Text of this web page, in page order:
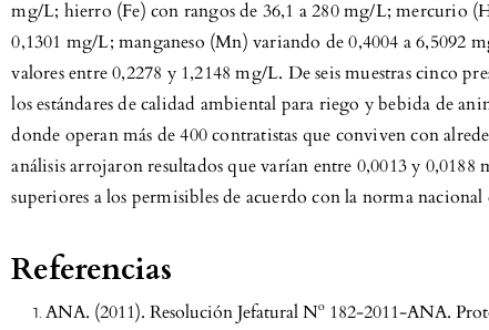
mg/L; hierro (Fe) con rangos de 36,1 a 280 mg/L; mercurio
0,1301 mg/L; manganeso (Mn) variando de 0,4004 a 6,5092
valores entre 0,2278 y 1,2148 mg/L. De seis muestras cinco
los estándares de calidad ambiental para riego y bebida de
donde operan más de 400 contratistas que conviven con
análisis arrojaron resultados que varían entre 0,0013 y
superiores a los permisibles de acuerdo con la norma
Referencias
ANA. (2011). Resolución Jefatural Nº 182-2011-ANA.